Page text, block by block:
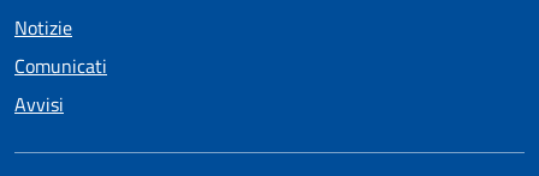
Notizie
Comunicati
Avvisi